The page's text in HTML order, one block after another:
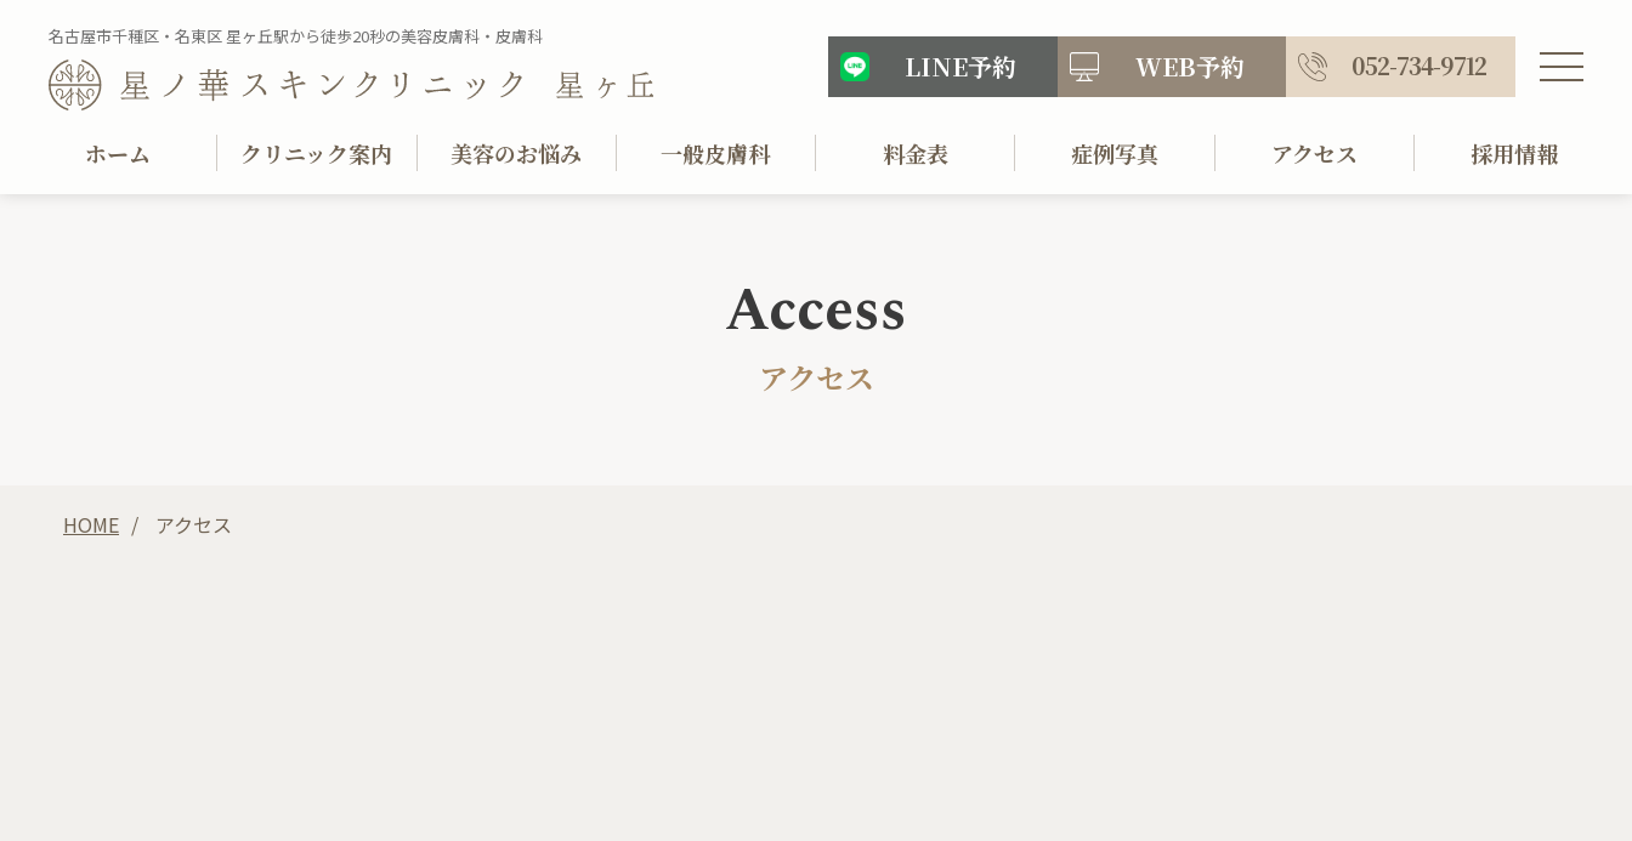
名古屋市千種区・名東区 星ヶ丘駅から徒歩20秒の美容皮膚科・皮膚科
LINE予約 WEB予約 052-734-9712
ホーム クリニック案内 美容のお悩み 一般皮膚科 料金表 症例写真 アクセス 採用情報
Access
アクセス
HOME アクセス